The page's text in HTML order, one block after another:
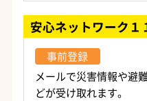
安心ネットワーク１
事前登録
メールで災害情報や避
どが受け取れます。